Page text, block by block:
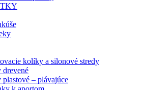
kolíky a silonové stredy
drevené
– plávajúce